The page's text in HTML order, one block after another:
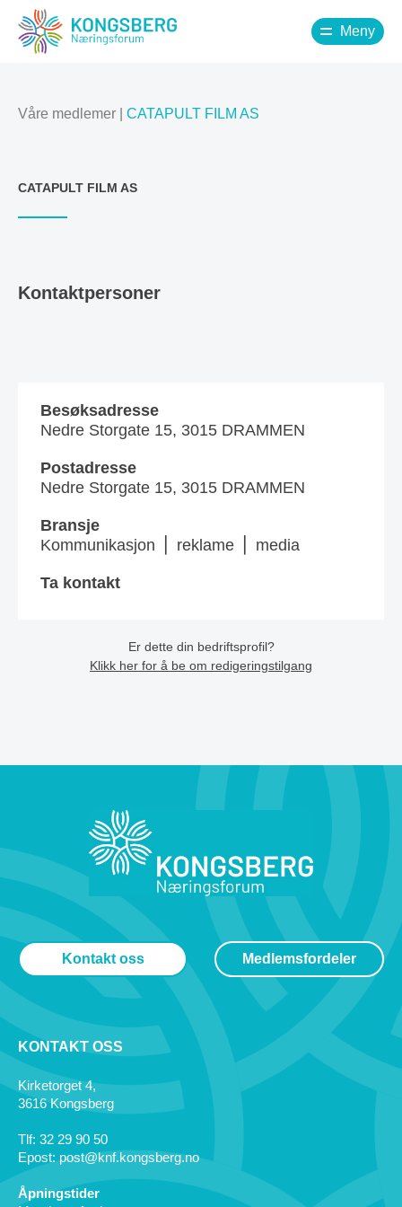
Meny
Våre medlemer CATAPULT FILM AS
CATAPULT FILM AS
Kontaktpersoner
Besøksadresse
Nedre Storgate 15, 3015 DRAMMEN
Postadresse
Nedre Storgate 15, 3015 DRAMMEN
Bransje
Kommunikasjon ⎪ reklame ⎪ media
Ta kontakt
Er dette din bedriftsprofil?
Klikk her for å be om redigeringstilgang
Kontakt oss Medlemsfordeler
KONTAKT OSS
Kirketorget 4,
3616 Kongsberg
Tlf: 32 29 90 50
Epost: post@knf.kongsberg.no
Åpningstider